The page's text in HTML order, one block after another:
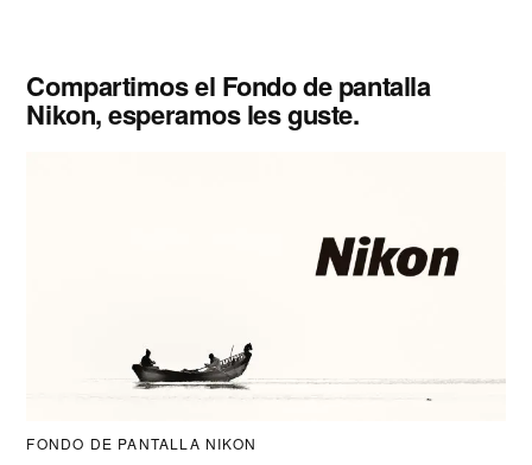
Compartimos el Fondo de pantalla
Nikon, esperamos les guste.
FONDO DE PANTALLA NIKON